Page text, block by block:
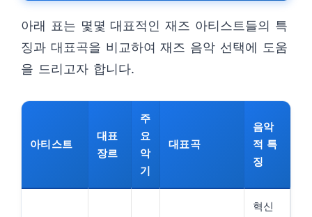
아래 표는 몇몇 대표적인 재즈 아티스트들의 특
징과 대표곡을 비교하여 재즈 음악 선택에 도움
을 드리고자 합니다.
아티스트
대표
장르
주
요
악
기
대표곡
음악
적 특
징
혁신